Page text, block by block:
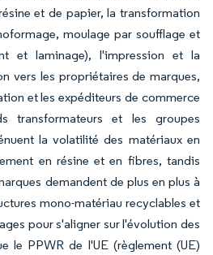
et de papier, la transformation
moulage par soufflage et
et laminage), l'impression et la
vers les propriétaires de marques,
et les expéditeurs de commerce
transformateurs et les groupes
la volatilité des matériaux en
en résine et en fibres, tandis
demandent de plus en plus à
mono-matériau recyclables et
pour s'aligner sur l'évolution des
le PPWR de l'UE (règlement (UE)